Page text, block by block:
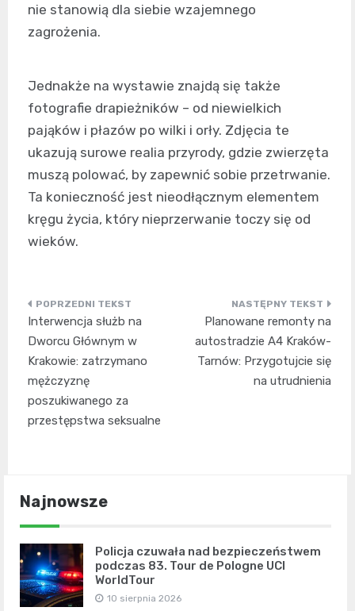
nie stanowią dla siebie wzajemnego
zagrożenia.
Jednakże na wystawie znajdą się także
fotografie drapieżników – od niewielkich
pająków i płazów po wilki i orły. Zdjęcia te
ukazują surowe realia przyrody, gdzie zwierzęta
muszą polować, by zapewnić sobie przetrwanie.
Ta konieczność jest nieodłącznym elementem
kręgu życia, który nieprzerwanie toczy się od
wieków.
Nawigacja
wpisu
Interwencja służb na
Dworcu Głównym w
Krakowie: zatrzymano
mężczyznę
poszukiwanego za
przestępstwa seksualne
Planowane remonty na
autostradzie A4 Kraków-
Tarnów: Przygotujcie się
na utrudnienia
Najnowsze
Policja czuwała nad bezpieczeństwem
podczas 83. Tour de Pologne UCI
WorldTour
10 sierpnia 2026